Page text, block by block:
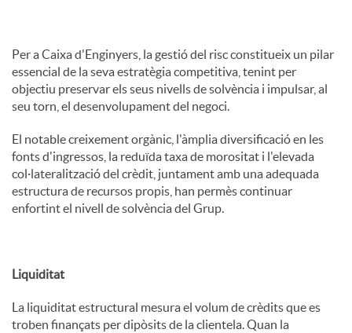
Per a Caixa d'Enginyers, la gestió del risc constitueix un pilar
essencial de la seva estratègia competitiva, tenint per
objectiu preservar els seus nivells de solvència i impulsar, al
seu torn, el desenvolupament del negoci.
El notable creixement orgànic, l'àmplia diversificació en les
fonts d'ingressos, la reduïda taxa de morositat i l'elevada
col·lateralització del crèdit, juntament amb una adequada
estructura de recursos propis, han permès continuar
enfortint el nivell de solvència del Grup.
Liquiditat
La liquiditat estructural mesura el volum de crèdits que es
troben finançats per dipòsits de la clientela. Quan la